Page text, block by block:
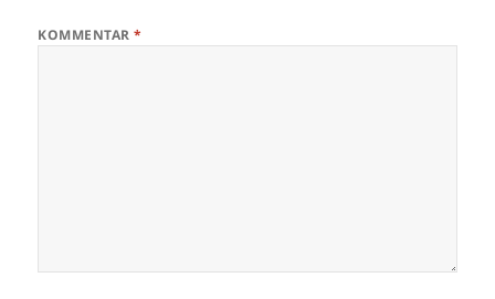
KOMMENTAR*